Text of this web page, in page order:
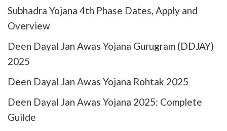
Subhadra Yojana 4th Phase Dates, Apply and
Overview
Deen Dayal Jan Awas Yojana Gurugram (DDJAY)
2025
Deen Dayal Jan Awas Yojana Rohtak 2025
Deen Dayal Jan Awas Yojana 2025: Complete
Guilde